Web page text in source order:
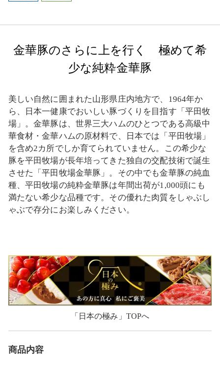
金華豚のさらに上を行く 極めて希
少な純粋金華豚
美しい自然に囲まれた山形県庄内地方で、1964年か
ら、日本一健康でおいしい豚づくりを目指す「平田牧
場」。金華豚は、世界三大ハムのひとつである高級中
華食材・金華ハムの原材料で、日本では「平田牧場」
を含め2カ所でしか育てられていません。この希少な
豚を平田牧場が長年培ってきた独自の交配技術で誕生
させた「平田牧場金華豚」。その中でも金華豚の純血
種、平田牧場の純粋金華豚は年間出荷が1,000頭にも
満たない希少な品種です。その優れた肉質をしゃぶし
ゃぶで存分にお楽しみください。
「日本の極み」TOPへ
商品内容